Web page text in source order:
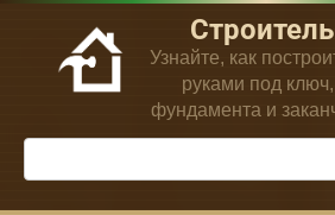
Перейти
контенту
Узнайте, как
руками под
фундамента и
Поиск: